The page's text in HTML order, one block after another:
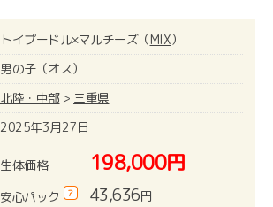
トイプードル×マルチーズ（MIX）
男の子（オス）
北陸・中部> 三重県
2025年3月27日
生体価格 198,000円
安心パック ? 43,636円